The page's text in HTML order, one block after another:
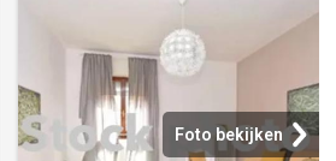
Foto bekijken